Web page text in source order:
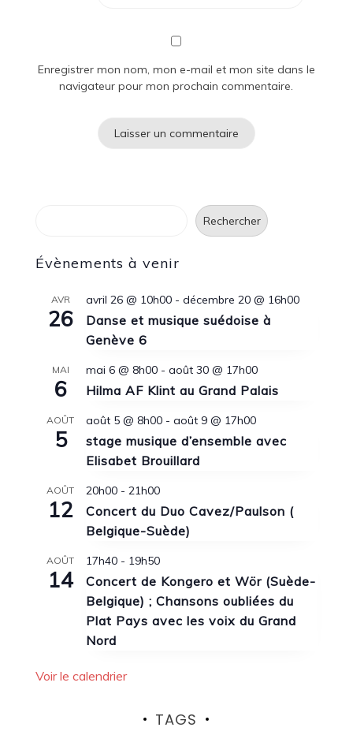
Enregistrer mon nom, mon e-mail et mon site dans le
navigateur pour mon prochain commentaire.
Rechercher
Évènements à venir
AVR
26
avril 26 @ 10h00- décembre 20 @ 16h00
Danse et musique suédoise à
Genève 6
MAI
6
mai 6 @ 8h00- août 30 @ 17h00
Hilma AF Klint au Grand Palais
AOÛT
5
août 5 @ 8h00- août 9 @ 17h00
stage musique d’ensemble avec
Elisabet Brouillard
AOÛT
12
20h00- 21h00
Concert du Duo Cavez/Paulson (
Belgique-Suède)
AOÛT
14
17h40- 19h50
Concert de Kongero et Wör (Suède-
Belgique) ; Chansons oubliées du
Plat Pays avec les voix du Grand
Nord
Voir le calendrier
TAGS